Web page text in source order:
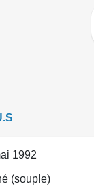
1992
(souple)